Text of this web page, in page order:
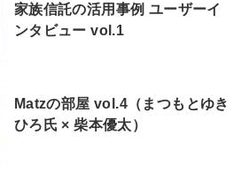
家族信託の活用事例 ユーザーイ
ンタビュー vol.1
Matzの部屋 vol.4（まつもとゆき
ひろ氏 × 柴本優太）